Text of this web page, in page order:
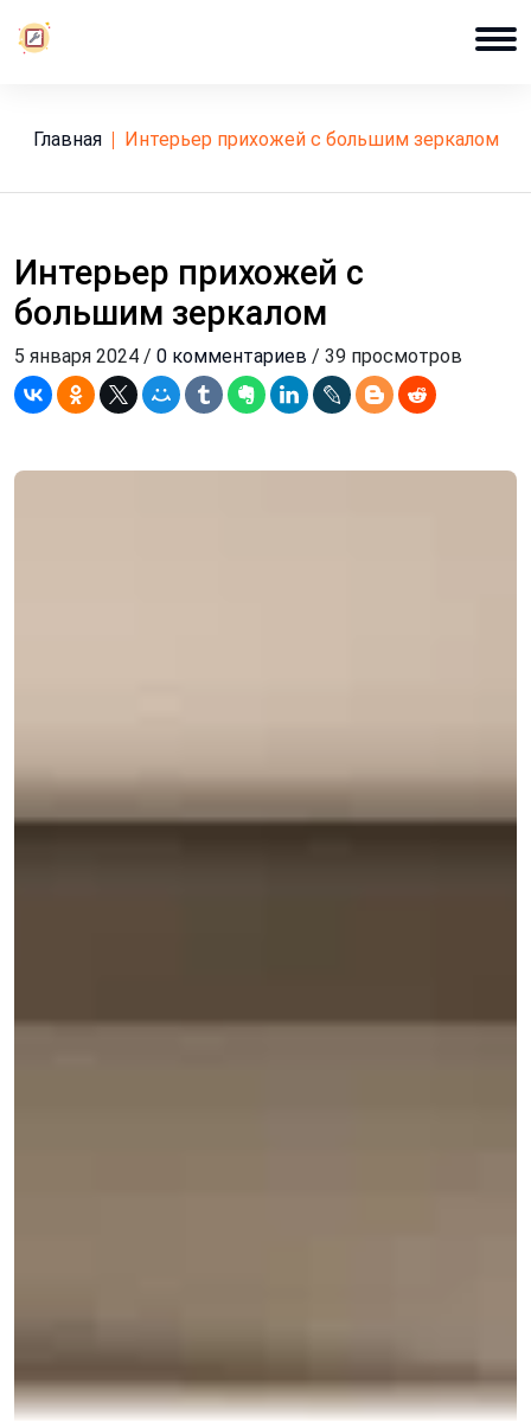
Главная интерьер прихожей с большим зеркалом
Интерьер прихожей с
большим зеркалом
5 января 2024 / 0 комментариев / 39 просмотров